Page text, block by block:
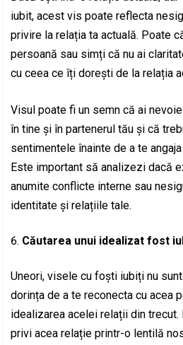
iubit, acest vis poate reflecta
privire la relația ta actuală. Poate
persoană sau simți că nu ai
cu ceea ce îți dorești de la relația
Visul poate fi un semn că ai
în tine și în partenerul tău și că
sentimentele înainte de a te
Este important să analizezi dacă
anumite conflicte interne sau
identitate și relațiile tale.
Căutarea unui idealizat fost
Uneori, visele cu foști iubiți nu
dorința de a te reconecta cu acea
idealizarea acelei relații din
privi acea relație printr-o lentilă